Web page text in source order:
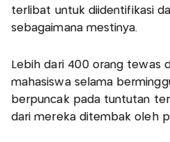
terlibat untuk diidentifikasi
sebagaimana mestinya.
Lebih dari 400 orang tewas
mahasiswa selama
berpuncak pada tuntutan
dari mereka ditembak oleh